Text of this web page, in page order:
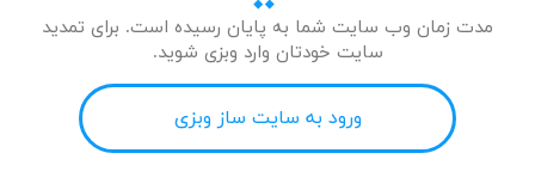
مدت زمان وب سایت شما به پایان رسیده است. برای تمدید
سایت خودتان وارد وبزی شوید.
ورود به سایت ساز وبزی